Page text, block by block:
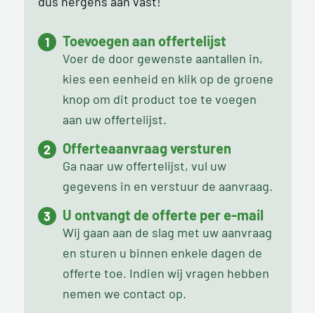
Toevoegen aan offertelijst
Voer de door gewenste aantallen in,
kies een eenheid en klik op de groene
knop om dit product toe te voegen
aan uw offertelijst.
Offerteaanvraag versturen
Ga naar uw offertelijst, vul uw
gegevens in en verstuur de aanvraag.
U ontvangt de offerte per e-mail
Wij gaan aan de slag met uw aanvraag
en sturen u binnen enkele dagen de
offerte toe. Indien wij vragen hebben
nemen we contact op.